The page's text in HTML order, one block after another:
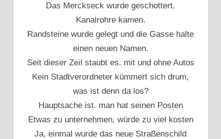
Das Merckseck wurde geschottert.
Kanalrohre kamen.
Randsteine wurde gelegt und die Gasse halte
einen neuen Namen.
Seit dieser Zeil staubt es. mit und ohne Autos
Kein Stadtverordneter kümmert sich drum,
was ist denn da los?
Hauptsache ist. man hat seinen Posten
Etwas zu unternehmen, würde zu viel kosten
Ja, einmal wurde das neue Straßenschild